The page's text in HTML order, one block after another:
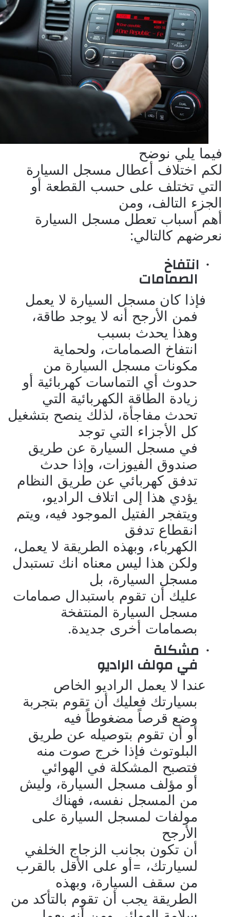
فيما يلي نوضح
لكم اختلاف أعطال مسجل السيارة
التي تختلف على حسب القطعة أو
الجزء التالف، ومن
أهم أسباب تعطل مسجل السيارة
نعرضهم كالتالي:
· انتفاخ
الصمامات
فإذا كان مسجل السيارة لا يعمل
فمن الأرجح أنه لا يوجد طاقة،
وهذا يحدث بسبب
انتفاخ الصمامات، ولحماية
مكونات مسجل السيارة من
حدوث أي التماسات كهربائية أو
زيادة الطاقة الكهربائية التي
تحدث مفاجأة، لذلك ينصح بتشغيل
كل الأجزاء التي توجد
في مسجل السيارة عن طريق
صندوق الفيوزات، وإذا حدث
تدفق كهربائي عن طريق النظام
يؤدي هذا إلى اتلاف الراديو،
ويتفجر الفتيل الموجود فيه، ويتم
انقطاع تدفق
الكهرباء، وبهذه الطريقة لا يعمل،
ولكن هذا ليس معناه انك تستبدل
مسجل السيارة، بل
عليك أن تقوم باستبدال صمامات
مسجل السيارة المنتفخة
بصمامات أخرى جديدة.
· مشكلة
في مولف الراديو
عندا لا يعمل الراديو الخاص
بسيارتك فعليك أن تقوم بتجربة
وضع قرصاً مضغوطاً فيه
أو أن تقوم بتوصيله عن طريق
البلوتوث فإذا خرج صوت منه
فتصبح المشكلة في الهوائي
أو مؤلف مسجل السيارة، وليش
من المسجل نفسه، فهناك
مولفات لمسجل السيارة على
الأرجح
أن تكون بجانب الزجاج الخلفي
لسيارتك، =أو على الأقل بالقرب
من سقف السيارة، وبهذه
الطريقة يجب أن تقوم بالتأكد من